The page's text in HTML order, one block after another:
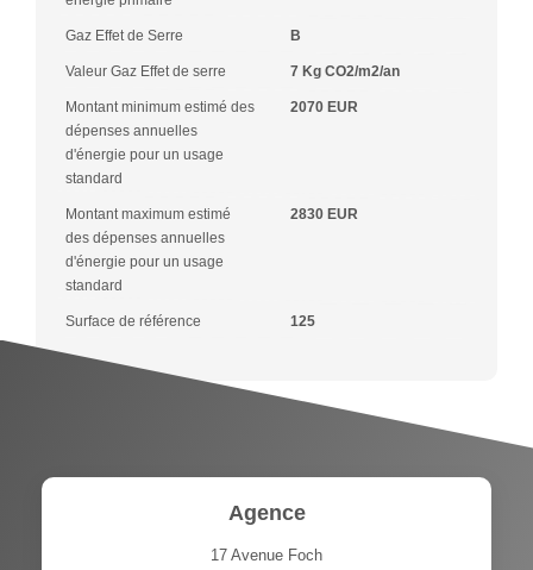
Gaz Effet de Serre B
Valeur Gaz Effet de serre 7 Kg CO2/m2/an
Montant minimum estimé des
dépenses annuelles
d'énergie pour un usage
standard
2070 EUR
Montant maximum estimé
des dépenses annuelles
d'énergie pour un usage
standard
2830 EUR
Surface de référence 125
Agence
17 Avenue Foch